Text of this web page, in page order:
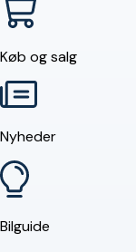
Køb og salg
Nyheder
Bilguide